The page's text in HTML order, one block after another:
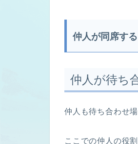
仲人が同席す
仲人が待ち
仲人も待ち合わせ
ここでの仲人の役